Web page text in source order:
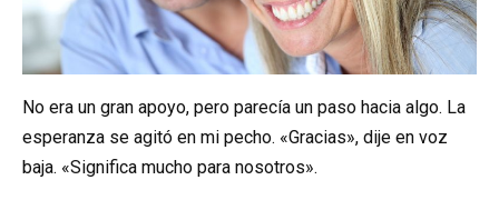
No era un gran apoyo, pero parecía un paso hacia algo. La
esperanza se agitó en mi pecho. «Gracias», dije en voz
baja. «Significa mucho para nosotros».